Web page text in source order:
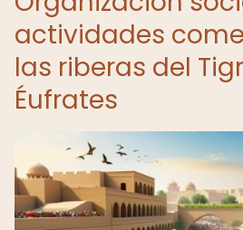
actividades
las riberas del
Éufrates